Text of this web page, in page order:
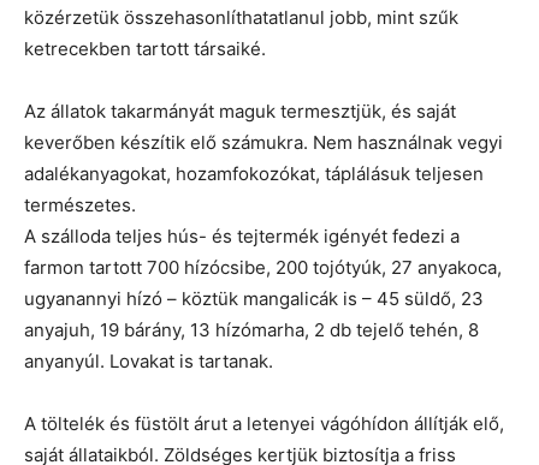
közérzetük összehasonlíthatatlanul jobb, mint szűk
ketrecekben tartott társaiké.
Az állatok takarmányát maguk termesztjük, és saját
keverőben készítik elő számukra. Nem használnak vegyi
adalékanyagokat, hozamfokozókat, táplálásuk teljesen
természetes.
A szálloda teljes hús- és tejtermék igényét fedezi a
farmon tartott 700 hízócsibe, 200 tojótyúk, 27 anyakoca,
ugyanannyi hízó – köztük mangalicák is – 45 süldő, 23
anyajuh, 19 bárány, 13 hízómarha, 2 db tejelő tehén, 8
anyanyúl. Lovakat is tartanak.
A töltelék és füstölt árut a letenyei vágóhídon állítják elő,
saját állataikból. Zöldséges kertjük biztosítja a friss